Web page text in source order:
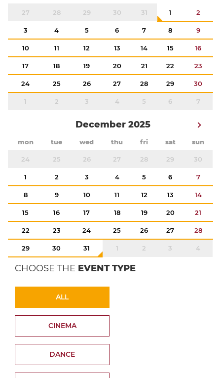
27 28 29 30 31 1 2
3 4 5 6 7 8 9
10 11 12 13 14 15 16
17 18 19 20 21 22 23
24 25 26 27 28 29 30
1 2 3 4 5 6 7
December 2025
mon tue wed thu fri sat sun
24 25 26 27 28 29 30
1 2 3 4 5 6 7
8 9 10 11 12 13 14
15 16 17 18 19 20 21
22 23 24 25 26 27 28
29 30 31 1 2 3 4
CHOOSE THE EVENT TYPE
ALL
CINEMA
DANCE